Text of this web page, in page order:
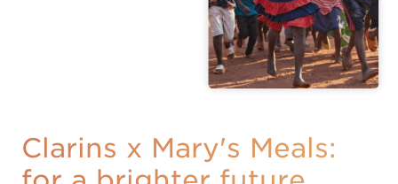
Clarins x Mary's Meals: